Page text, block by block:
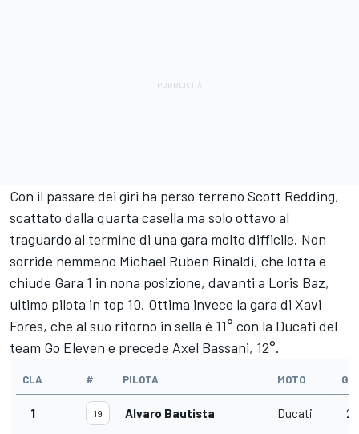
Con il passare dei giri ha perso terreno Scott Redding,
scattato dalla quarta casella ma solo ottavo al
traguardo al termine di una gara molto difficile. Non
sorride nemmeno Michael Ruben Rinaldi, che lotta e
chiude Gara 1 in nona posizione, davanti a Loris Baz,
ultimo pilota in top 10. Ottima invece la gara di Xavi
Fores, che al suo ritorno in sella è 11° con la Ducati del
team Go Eleven e precede Axel Bassani, 12°.
CLA # PILOTA MOTO
1 19 Alvaro Bautista Ducati 21